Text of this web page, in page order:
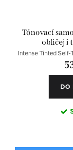
Tónovací
obličej i
Intense Tinted Self-
DO